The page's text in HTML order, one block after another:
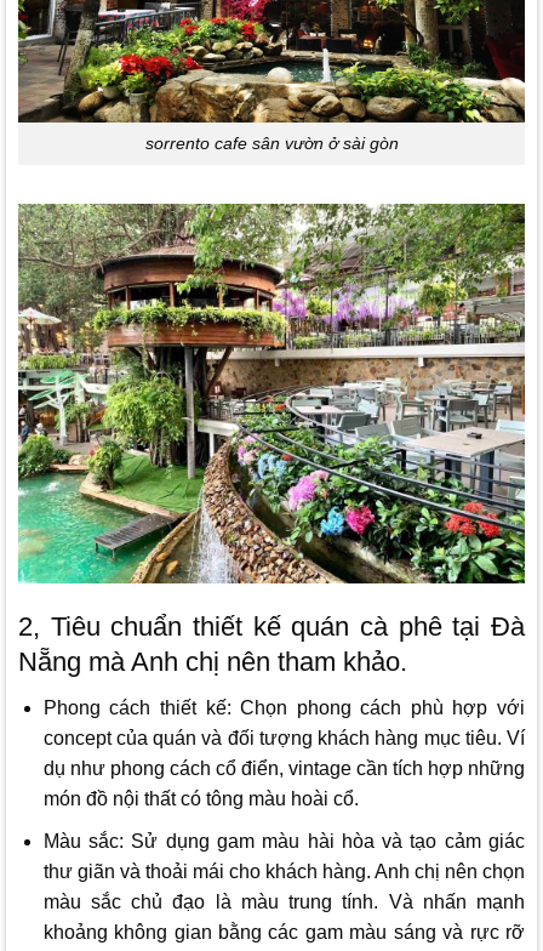
sorrento cafe sân vườn ở sài gòn
2, Tiêu chuẩn thiết kế quán cà phê tại Đà
Nẵng mà Anh chị nên tham khảo.
Phong cách thiết kế: Chọn phong cách phù hợp với
concept của quán và đối tượng khách hàng mục tiêu. Ví
dụ như phong cách cổ điển, vintage cần tích hợp những
món đồ nội thất có tông màu hoài cổ.
Màu sắc: Sử dụng gam màu hài hòa và tạo cảm giác
thư giãn và thoải mái cho khách hàng. Anh chị nên chọn
màu sắc chủ đạo là màu trung tính. Và nhấn mạnh
khoảng không gian bằng các gam màu sáng và rực rỡ